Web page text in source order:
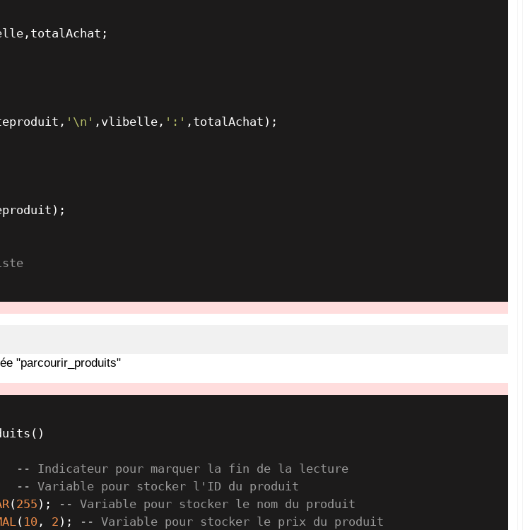
'\n' ,vlibelle, ':' ,totalAchat);
"parcourir_produits"
-- Indicateur pour marquer la fin de la lecture
-- Variable pour stocker l'ID du produit
(255 );
-- Variable pour stocker le nom du produit
( 10 , 2 ); -- Variable pour stocker le prix du produit